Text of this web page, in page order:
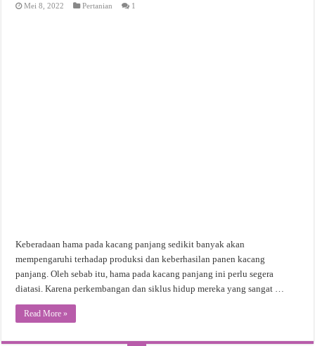
Mei 8, 2022 Pertanian 1
Keberadaan hama pada kacang panjang sedikit banyak akan
mempengaruhi terhadap produksi dan keberhasilan panen kacang
panjang. Oleh sebab itu, hama pada kacang panjang ini perlu segera
diatasi. Karena perkembangan dan siklus hidup mereka yang sangat …
Read More »